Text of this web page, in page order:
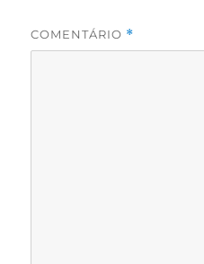
COMENTÁRIO *